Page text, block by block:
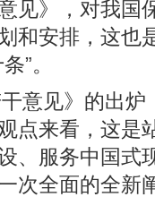
见》，对我国
和安排，这也
”。
意见》的出
点来看，这是
、服务中国式
次全面的全新